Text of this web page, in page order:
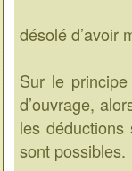
désolé d’avoir
Sur le
d’ouvrage,
les déductions
sont possibles.